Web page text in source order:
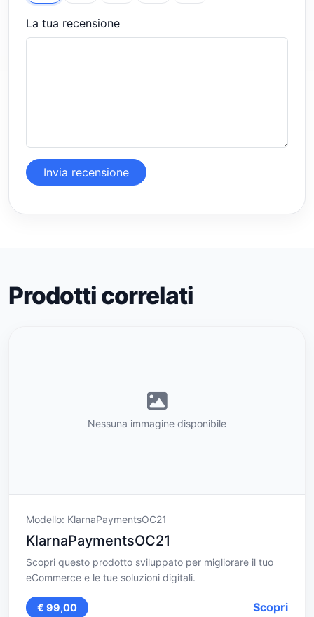
La tua recensione
Invia recensione
Prodotti correlati
Nessuna immagine disponibile
Modello: KlarnaPaymentsOC21
KlarnaPaymentsOC21
Scopri questo prodotto sviluppato per migliorare il tuo
eCommerce e le tue soluzioni digitali.
€ 99,00 Scopri